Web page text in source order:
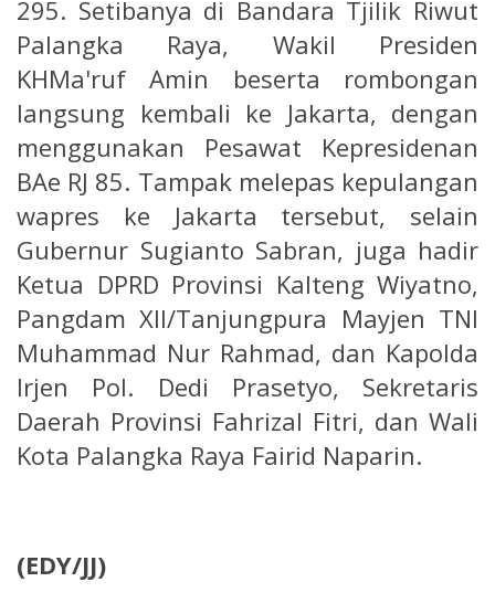
295. Setibanya di Bandara Tjilik Riwut
Palangka Raya, Wakil Presiden
KHMa'ruf Amin beserta rombongan
langsung kembali ke Jakarta, dengan
menggunakan Pesawat Kepresidenan
BAe RJ 85. Tampak melepas kepulangan
wapres ke Jakarta tersebut, selain
Gubernur Sugianto Sabran, juga hadir
Ketua DPRD Provinsi Kalteng Wiyatno,
Pangdam XII/Tanjungpura Mayjen TNI
Muhammad Nur Rahmad, dan Kapolda
Irjen Pol. Dedi Prasetyo, Sekretaris
Daerah Provinsi Fahrizal Fitri, dan Wali
Kota Palangka Raya Fairid Naparin.
(EDY/JJ)